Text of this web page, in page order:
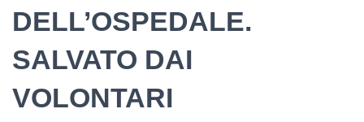
DELL’OSPEDALE.
SALVATO DAI
VOLONTARI